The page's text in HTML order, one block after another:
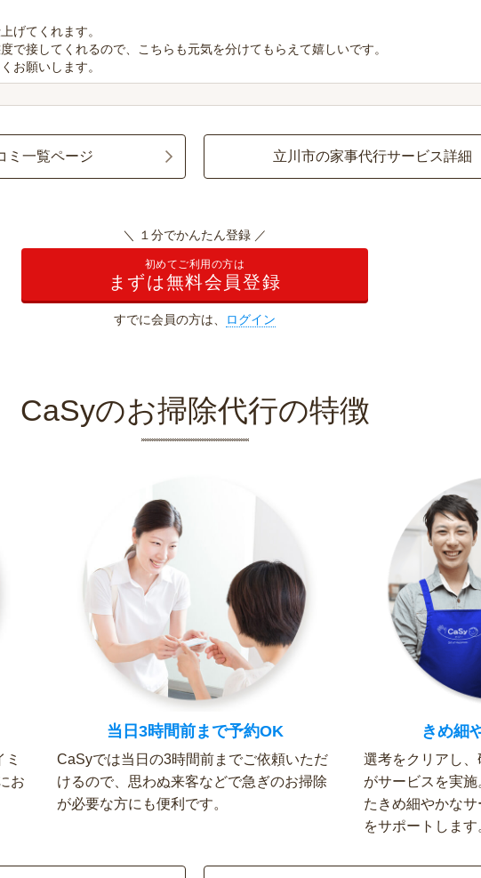
げてくれます。
で接してくれるので、こちらも元気を分けてもらえて嬉しいです。
お願いします。
ミ一覧ページ 立川市の家事代行サービス詳細
＼ １分でかんたん登録 ／
初めてご利用の方は
まずは無料会員登録
すでに会員の方は、 ログイン
CaSyのお掃除代行の特徴
お
当日3時間前まで予約OK
CaSyでは当日の3時間前までご依頼いただ
けるので、思わぬ来客などで急ぎのお掃除
が必要な方にも便利です。
きめ細
選考をクリアし、
がサービスを実
たきめ細やかな
をサポートします